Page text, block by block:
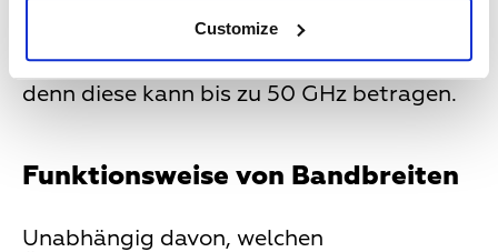
Customize
Eine sehr hohe tatsächliche Bandbreite
hat beispielsweise Glasfaserübertragung,
denn diese kann bis zu 50 GHz betragen.
Funktionsweise von Bandbreiten
Unabhängig davon, welchen